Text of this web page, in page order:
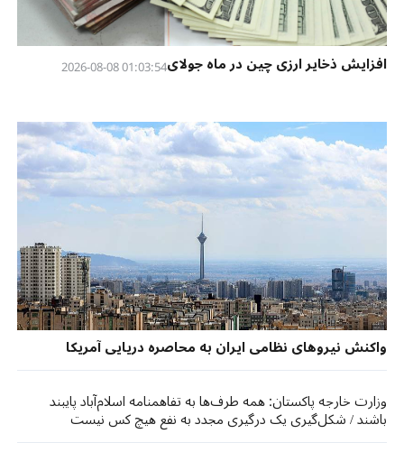
افزایش ذخایر ارزی چین در ماه جولای01:03:54 2026-08-08
واکنش نیروهای نظامی ایران به محاصره دریایی آمریکا
وزارت خارجه پاکستان: همه طرف‌ها به تفاهمنامه اسلام‌آباد پایبند
باشند / شکل‌گیری یک درگیری مجدد به نفع هیچ کس نیست